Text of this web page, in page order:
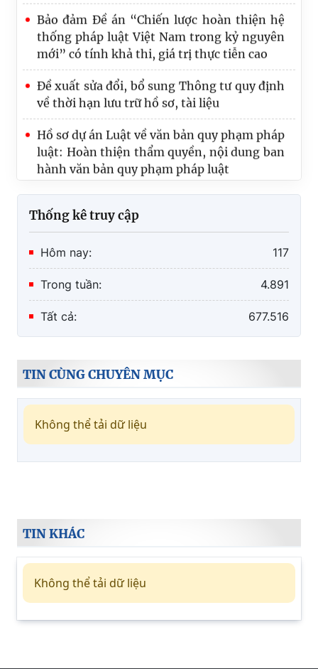
Bảo đảm Đề án “Chiến lược hoàn thiện hệ
thống pháp luật Việt Nam trong kỷ nguyên
mới” có tính khả thi, giá trị thực tiễn cao
Đề xuất sửa đổi, bổ sung Thông tư quy định
về thời hạn lưu trữ hồ sơ, tài liệu
Hồ sơ dự án Luật về văn bản quy phạm pháp
luật: Hoàn thiện thẩm quyền, nội dung ban
hành văn bản quy phạm pháp luật
Thống kê truy cập
Hôm nay: 117
Trong tuần: 4.891
Tất cả: 677.516
TIN CÙNG CHUYÊN MỤC
Không thể tải dữ liệu
TIN KHÁC
Không thể tải dữ liệu